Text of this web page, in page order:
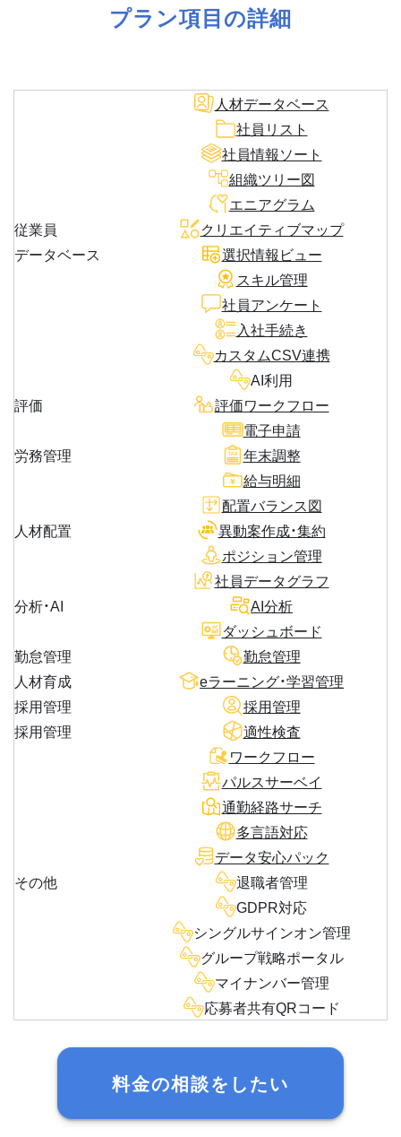
プラン項目の詳細
従業員
データベース
人材データベース
社員リスト
社員情報ソート
組織ツリー図
エニアグラム
クリエイティブマップ
選択情報ビュー
スキル管理
社員アンケート
入社手続き
カスタムCSV連携
AI利用
評価
評価ワークフロー
労務管理
電子申請
年末調整
給与明細
人材配置
配置バランス図
異動案作成・集約
ポジション管理
分析・AI
社員データグラフ
AI分析
ダッシュボード
勤怠管理
勤怠管理
人材育成
eラーニング・学習管理
採用管理
採用管理
採用管理
適性検査
その他
ワークフロー
パルスサーベイ
通勤経路サーチ
多言語対応
データ安心パック
退職者管理
GDPR対応
シングルサインオン管理
グループ戦略ポータル
マイナンバー管理
応募者共有QRコード
料金の相談をしたい